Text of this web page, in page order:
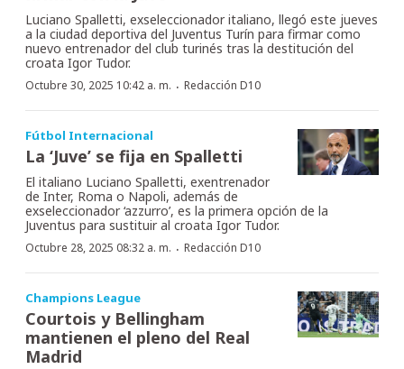
Luciano Spalletti, exseleccionador italiano, llegó este jueves
a la ciudad deportiva del Juventus Turín para firmar como
nuevo entrenador del club turinés tras la destitución del
croata Igor Tudor.
Octubre 30, 2025 10:42 a. m. · Redacción D10
Fútbol Internacional
La ‘Juve’ se fija en Spalletti
El italiano Luciano Spalletti, exentrenador
de Inter, Roma o Napoli, además de
exseleccionador ‘azzurro’, es la primera opción de la
Juventus para sustituir al croata Igor Tudor.
Octubre 28, 2025 08:32 a. m. · Redacción D10
Champions League
Courtois y Bellingham
mantienen el pleno del Real
Madrid